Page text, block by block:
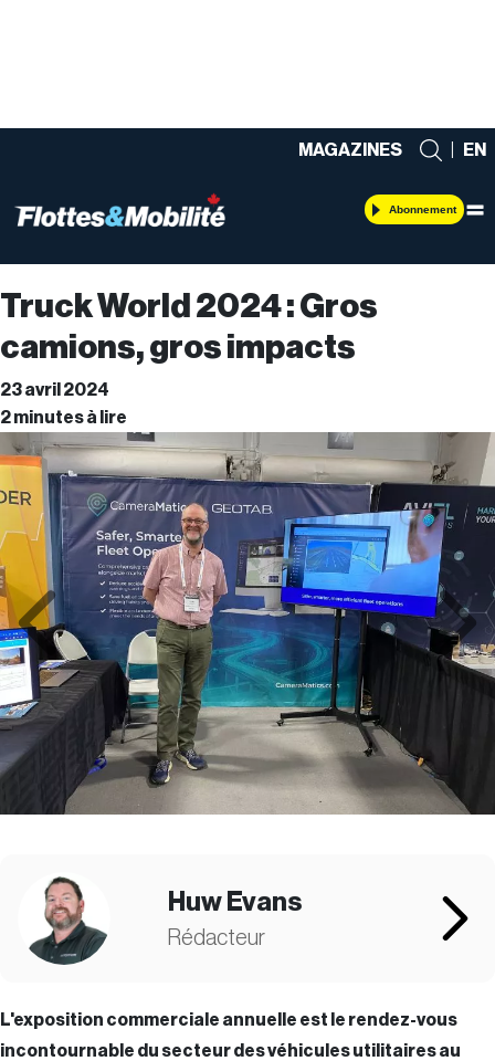
MAGAZINES EN
Abonnement
Truck World 2024 : Gros
camions, gros impacts
23 avril 2024
2 minutes à lire
Previous Next
Huw Evans
Rédacteur
L'exposition commerciale annuelle est le rendez-vous
incontournable du secteur des véhicules utilitaires au